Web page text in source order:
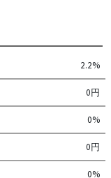
2.2%
0円
0%
0円
0%